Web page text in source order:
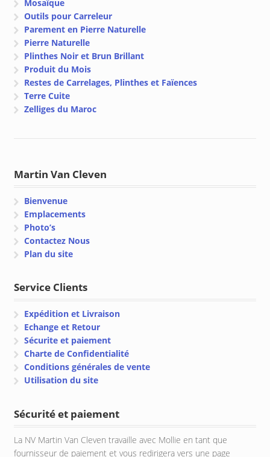
Mosaïque
Outils pour Carreleur
Parement en Pierre Naturelle
Pierre Naturelle
Plinthes Noir et Brun Brillant
Produit du Mois
Restes de Carrelages, Plinthes et Faïences
Terre Cuite
Zelliges du Maroc
Martin Van Cleven
Bienvenue
Emplacements
Photo’s
Contactez Nous
Plan du site
Service Clients
Expédition et Livraison
Echange et Retour
Sécurite et paiement
Charte de Confidentialité
Conditions générales de vente
Utilisation du site
Sécurité et paiement
La NV Martin Van Cleven travaille avec Mollie en tant que
fournisseur de paiement et vous redirigera vers une page